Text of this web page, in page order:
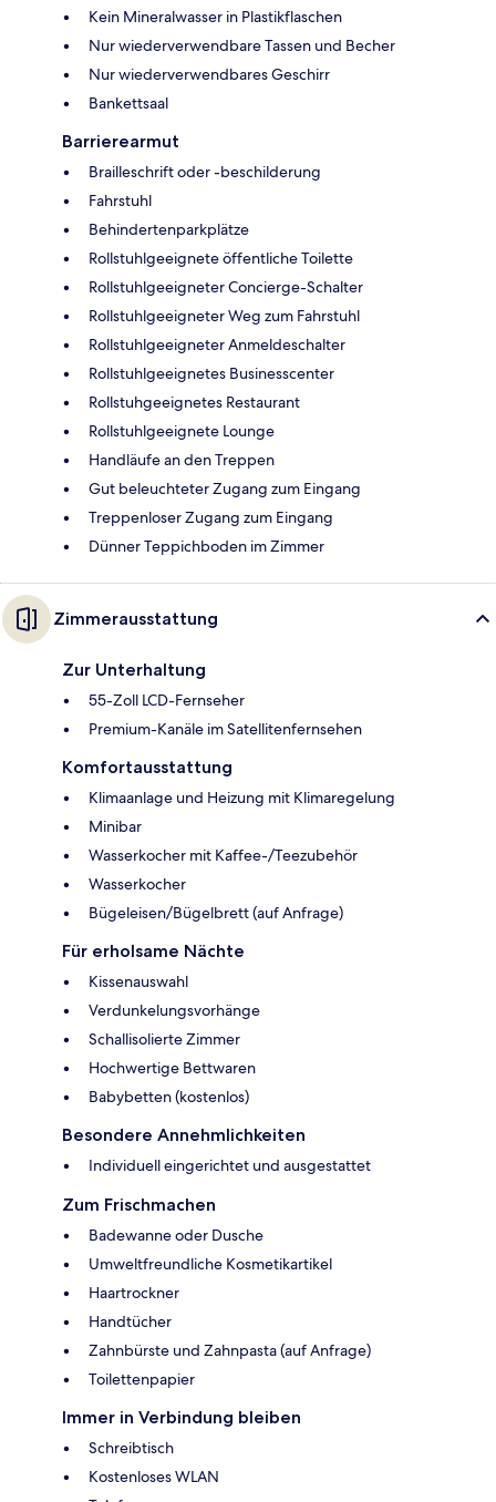
Kein Mineralwasser in Plastikflaschen
Nur wiederverwendbare Tassen und Becher
Nur wiederverwendbares Geschirr
Bankettsaal
Barrierearmut
Brailleschrift oder -beschilderung
Fahrstuhl
Behindertenparkplätze
Rollstuhlgeeignete öffentliche Toilette
Rollstuhlgeeigneter Concierge-Schalter
Rollstuhlgeeigneter Weg zum Fahrstuhl
Rollstuhlgeeigneter Anmeldeschalter
Rollstuhlgeeignetes Businesscenter
Rollstuhgeeignetes Restaurant
Rollstuhlgeeignete Lounge
Handläufe an den Treppen
Gut beleuchteter Zugang zum Eingang
Treppenloser Zugang zum Eingang
Dünner Teppichboden im Zimmer
Zimmerausstattung
Zur Unterhaltung
55-Zoll LCD-Fernseher
Premium-Kanäle im Satellitenfernsehen
Komfortausstattung
Klimaanlage und Heizung mit Klimaregelung
Minibar
Wasserkocher mit Kaffee-/Teezubehör
Wasserkocher
Bügeleisen/Bügelbrett (auf Anfrage)
Für erholsame Nächte
Kissenauswahl
Verdunkelungsvorhänge
Schallisolierte Zimmer
Hochwertige Bettwaren
Babybetten (kostenlos)
Besondere Annehmlichkeiten
Individuell eingerichtet und ausgestattet
Zum Frischmachen
Badewanne oder Dusche
Umweltfreundliche Kosmetikartikel
Haartrockner
Handtücher
Zahnbürste und Zahnpasta (auf Anfrage)
Toilettenpapier
Immer in Verbindung bleiben
Schreibtisch
Kostenloses WLAN